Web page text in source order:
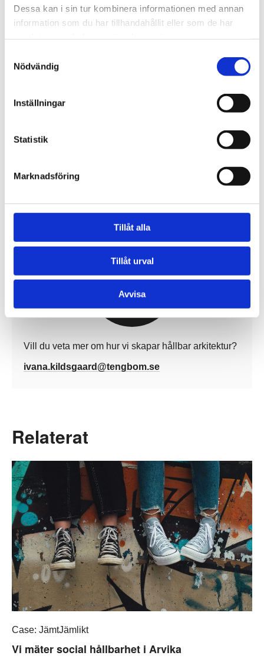
Dessa kan i sin tur kombinera informationen med annan
information som du har tillhandahållit eller som de har
Nödvändig
Inställningar
Statistik
Marknadsföring
Tillåt alla
Tillåt urval
Avvisa
minskning av Tengboms
hållbarhetsarbete
Minskad sjukfrånvaro med 1,6 procentenheter
Intern chefsutbildning med fokus på arbetsmiljö,
arbetsrätt och skapande av engagemang och
Samarbete med
kring psykisk
Vill du veta mer om hur vi skapar hållbar arkitektur?
ivana.kildsgaard@tengbom.se
Relaterat
Case: JämtJämlikt
Vi mäter social hållbarhet i Arvika